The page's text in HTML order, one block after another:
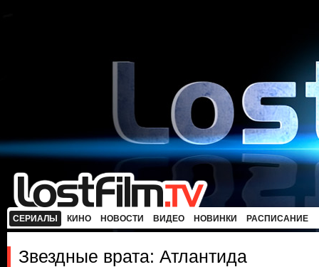
СЕРИАЛЫ КИНО НОВОСТИ ВИДЕО НОВИНКИ РАСПИСАНИЕ
Звездные врата: Атлантида